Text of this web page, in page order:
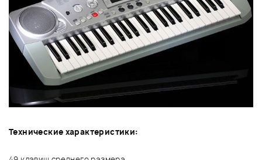
Технические характеристики: